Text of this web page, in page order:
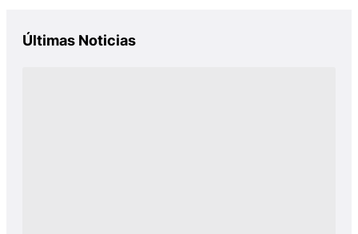
Últimas Noticias